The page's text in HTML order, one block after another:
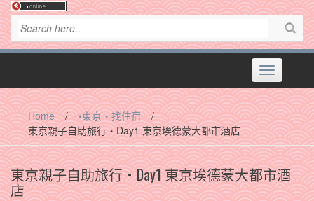
Toggle
navigation
Home / •東京‧找住宿
/
東京親子自助旅行‧Day1 東京埃德蒙大都市酒店
東京親子自助旅行‧Day1 東京埃德蒙大都市酒
店